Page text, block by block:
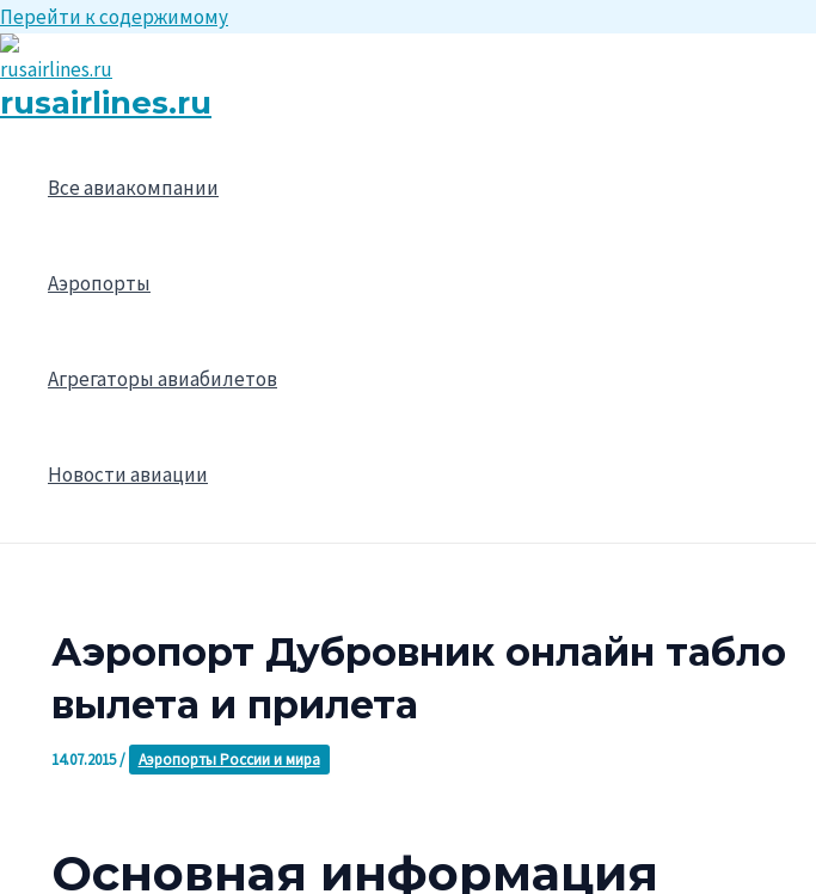
Перейти к содержимому
rusairlines.ru
Все авиакомпании
Аэропорты
Агрегаторы авиабилетов
Новости авиации
Аэропорт Дубровник онлайн табло
вылета и прилета
14.07.2015/ Аэропорты России и мира
Основная информация